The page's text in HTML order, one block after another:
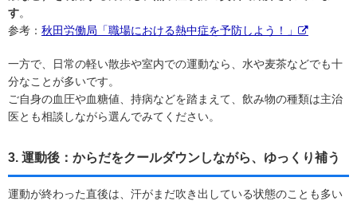
す。
参考： 秋田労働局「職場における熱中症を予防しよう！」
一方で、日常の軽い散歩や室内での運動なら、水や麦茶などでも十
分なことが多いです。
ご自身の血圧や血糖値、持病などを踏まえて、飲み物の種類は主治
医とも相談しながら選んでみてください。
3. 運動後：からだをクールダウンしながら、ゆっくり補う
運動が終わった直後は、汗がまだ吹き出している状態のことも多い